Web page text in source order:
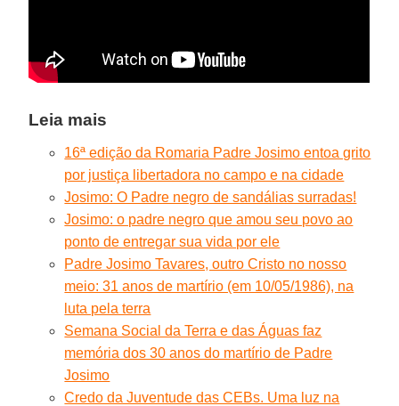
Leia mais
16ª edição da Romaria Padre Josimo entoa grito
por justiça libertadora no campo e na cidade
Josimo: O Padre negro de sandálias surradas!
Josimo: o padre negro que amou seu povo ao
ponto de entregar sua vida por ele
Padre Josimo Tavares, outro Cristo no nosso
meio: 31 anos de martírio (em 10/05/1986), na
luta pela terra
Semana Social da Terra e das Águas faz
memória dos 30 anos do martírio de Padre
Josimo
Credo da Juventude das CEBs. Uma luz na